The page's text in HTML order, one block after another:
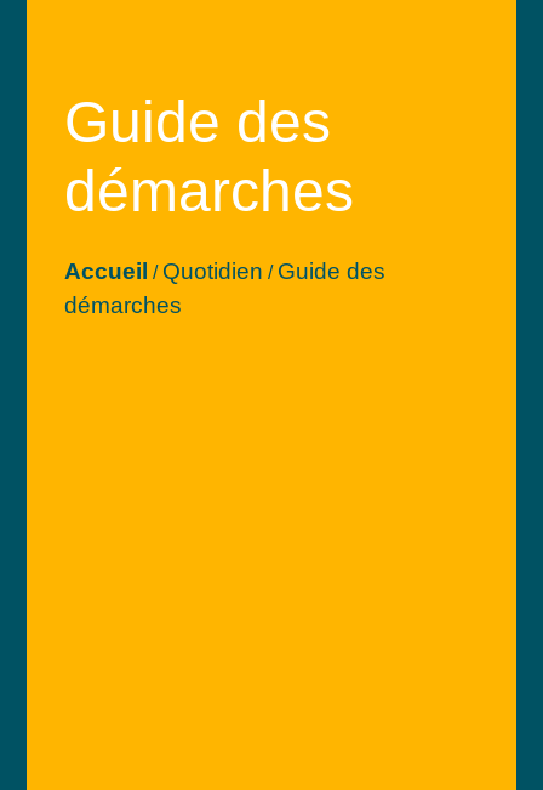
Guide des
démarches
Accueil / Quotidien / Guide des
démarches